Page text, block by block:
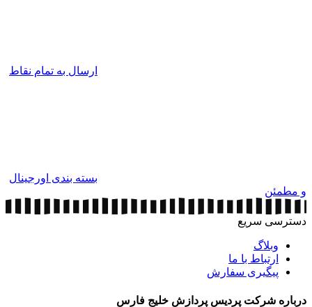
ارسال به تمام نقاط
بسته بندی اورجینال
و مطمئن
دسترسی سریع
وبلاگ
ارتباط با ما
پیگیری سفارش
درباره شرکت پردیس پردازش خلیج فارس